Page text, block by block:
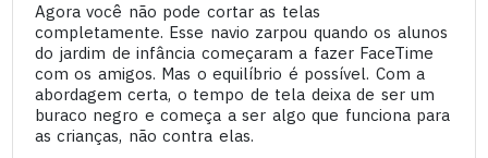
Agora você não pode cortar as telas
completamente. Esse navio zarpou quando os alunos
do jardim de infância começaram a fazer FaceTime
com os amigos. Mas o equilíbrio é possível. Com a
abordagem certa, o tempo de tela deixa de ser um
buraco negro e começa a ser algo que funciona para
as crianças, não contra elas.